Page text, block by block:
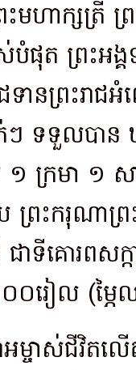
ាក្សត្រី ព្រះ
បំផុត ព្រះអង្គ
ទានព្រះរា
ក់ៗ ទទួលបា
ក្រមា ១
រះករុណាព្រ
ទីគោរពសក្ក
រៀល (ម្ភៃ
អម្ចាស់ជីវិតល